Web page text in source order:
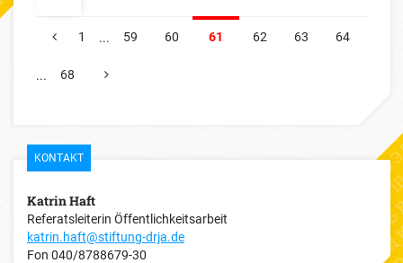
1 ... 59 60 61 62 63 64
...
68
KONTAKT
Katrin Haft
Referatsleiterin Öffentlichkeitsarbeit
katrin.haft@stiftung-drja.de
Fon 040/8788679-30